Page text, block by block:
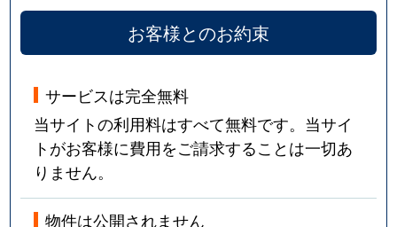
お客様とのお約束
サービスは完全無料
当サイトの利用料はすべて無料です。当サイ
トがお客様に費用をご請求することは一切あ
りません。
物件は公開されません